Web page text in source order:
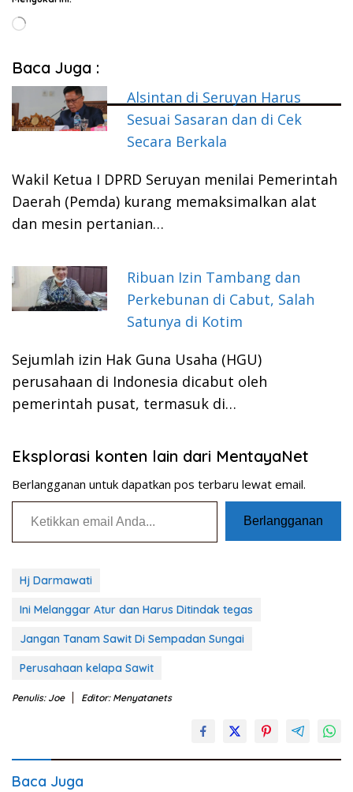
Memuat...
Baca Juga :
Alsintan di Seruyan Harus
Sesuai Sasaran dan di Cek
Secara Berkala
Wakil Ketua I DPRD Seruyan menilai Pemerintah
Daerah (Pemda) kurang memaksimalkan alat
dan mesin pertanian…
Ribuan Izin Tambang dan
Perkebunan di Cabut, Salah
Satunya di Kotim
Sejumlah izin Hak Guna Usaha (HGU)
perusahaan di Indonesia dicabut oleh
pemerintah pusat, termasuk di…
Eksplorasi konten lain dari MentayaNet
Berlangganan untuk dapatkan pos terbaru lewat email.
Ketikkan email Anda...
Berlangganan
Hj Darmawati
Ini Melanggar Atur dan Harus Ditindak tegas
Jangan Tanam Sawit Di Sempadan Sungai
Perusahaan kelapa Sawit
Penulis: Joe Editor: Menyatanets
Baca Juga